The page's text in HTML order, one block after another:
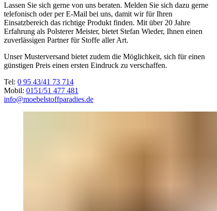
Lassen Sie sich gerne von uns beraten. Melden Sie sich dazu gerne
telefonisch oder per E-Mail bei uns, damit wir für Ihren
Einsatzbereich das richtige Produkt finden. Mit über 20 Jahre
Erfahrung als Polsterer Meister, bietet Stefan Wieder, Ihnen einen
zuverlässigen Partner für Stoffe aller Art.
Unser Musterversand bietet zudem die Möglichkeit, sich für einen
günstigen Preis einen ersten Eindruck zu verschaffen.
Tel: 0 95 43/41 73 714
Mobil: 0151/51 477 481
info@moebelstoffparadies.de